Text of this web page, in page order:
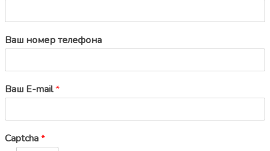
Ваш номер телефона
Ваш E-mail*
Captcha*